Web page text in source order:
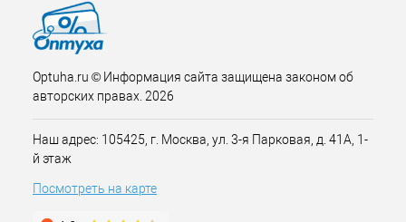
Optuha.ru © Информация сайта защищена законом об
авторских правах. 2026
Наш адрес: 105425, г. Москва, ул. 3-я Парковая, д. 41А, 1-
й этаж
Посмотреть на карте